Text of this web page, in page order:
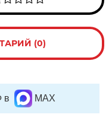
(0)
в MAX